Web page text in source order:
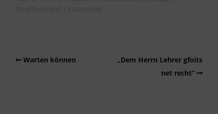
Warten können
„Dem Herrn Lehrer gfoits
net recht“